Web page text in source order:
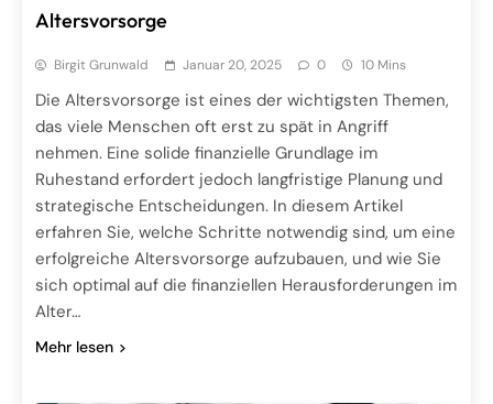
Altersvorsorge
Birgit Grunwald Januar 20, 2025 0 10 Mins
Die Altersvorsorge ist eines der wichtigsten Themen,
das viele Menschen oft erst zu spät in Angriff
nehmen. Eine solide finanzielle Grundlage im
Ruhestand erfordert jedoch langfristige Planung und
strategische Entscheidungen. In diesem Artikel
erfahren Sie, welche Schritte notwendig sind, um eine
erfolgreiche Altersvorsorge aufzubauen, und wie Sie
sich optimal auf die finanziellen Herausforderungen im
Alter…
Mehr lesen